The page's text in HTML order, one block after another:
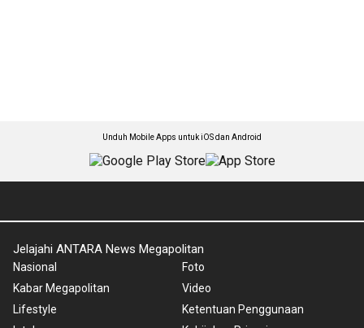
Unduh Mobile Apps untuk iOS dan Android
Jelajahi ANTARA News Megapolitan
Nasional
Kabar Megapolitan
Lifestyle
Foto
Video
Ketentuan Penggunaan